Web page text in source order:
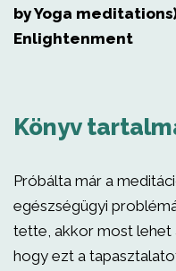
by Yoga
Enlightenment
Könyv
Próbálta már a
egészségügyi
tette, akkor most lehet
hogy ezt a